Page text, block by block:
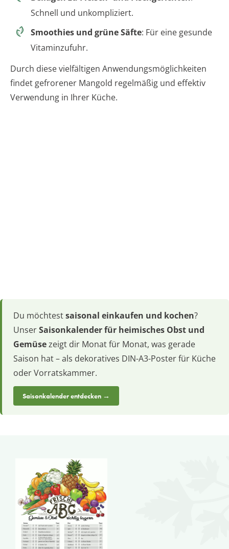
Schnell und unkompliziert.
Smoothies und grüne Säfte: Für eine gesunde
Vitaminzufuhr.
Durch diese vielfältigen Anwendungsmöglichkeiten
findet gefrorener Mangold regelmäßig und effektiv
Verwendung in Ihrer Küche.
Du möchtestsaisonal einkaufen und kochen?
UnserSaisonkalender für heimisches Obst und
Gemüsezeigt dir Monat für Monat, was gerade
Saison hat – als dekoratives DIN-A3-Poster für Küche
oder Vorratskammer.
Saisonkalender entdecken →